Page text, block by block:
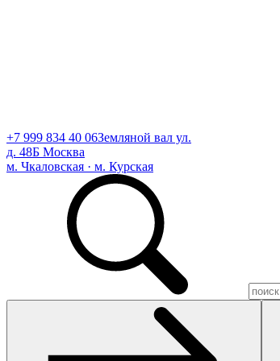
+7 999 834 40 06Земляной вал ул.
д. 48Б Москва
м. Чкаловская · м. Курская